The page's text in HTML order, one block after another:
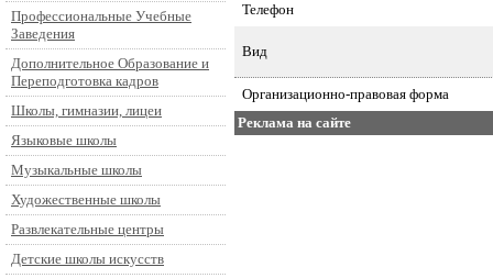
Профессиональные Учебные
Заведения
Дополнительное Образование и
Переподготовка кадров
Школы, гимназии, лицеи
Языковые школы
Музыкальные школы
Художественные школы
Развлекательные центры
Детские школы искусств
Телефон
Вид
Организационно-правовая форма
Реклама на сайте